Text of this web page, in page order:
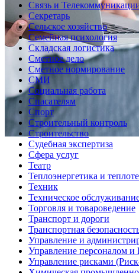
Связь и
Секретарь
Сельское хозяйство
Семейная психология
Складская логистика
Сметное дело
Сметное нормирование
СМИ
Социальная работа
Спасателям
Спорт
Строительный контроль
Строительство
Судебная экспертиза
Сфера услуг
Театр
Теплоэнергетика и
Техник
Техническое
Торговля и товароведение
Транспорт и дороги
Транспортная
Управление и
Управление персоналом и
Управление рисками